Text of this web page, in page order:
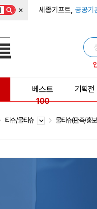
× 세종기프트, 공공기
베스트
100
기획전
티슈/물티슈 물티슈(판촉/홍